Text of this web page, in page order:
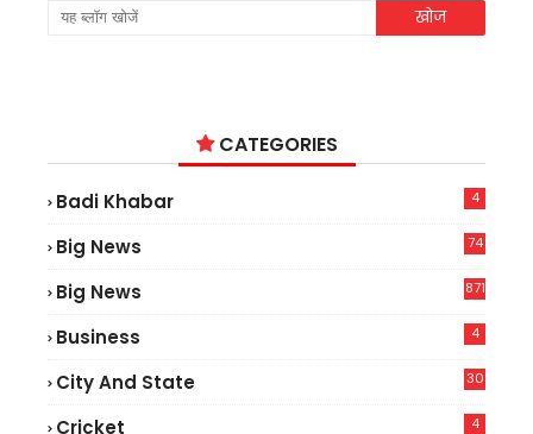
CATEGORIES
Badi Khabar 4
Big News
74
Big News 871
Business 4
City And State 30
Cricket 4